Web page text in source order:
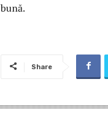
bună.
Share